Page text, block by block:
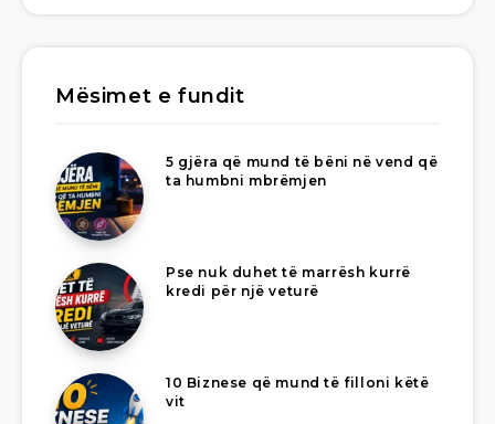
Mësimet e fundit
5 gjëra që mund të bëni në vend që
ta humbni mbrëmjen
Pse nuk duhet të marrësh kurrë
kredi për një veturë
10 Biznese që mund të filloni këtë
vit